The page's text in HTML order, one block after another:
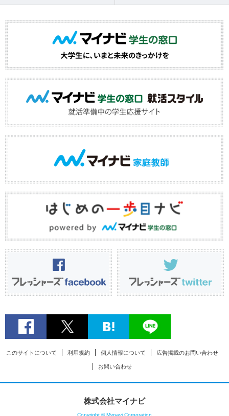
このサイトについて 利用規約 個人情報について 広告掲載のお問い合わせ
お問い合わせ
株式会社マイナビ
Copyright © Mynavi Corporation